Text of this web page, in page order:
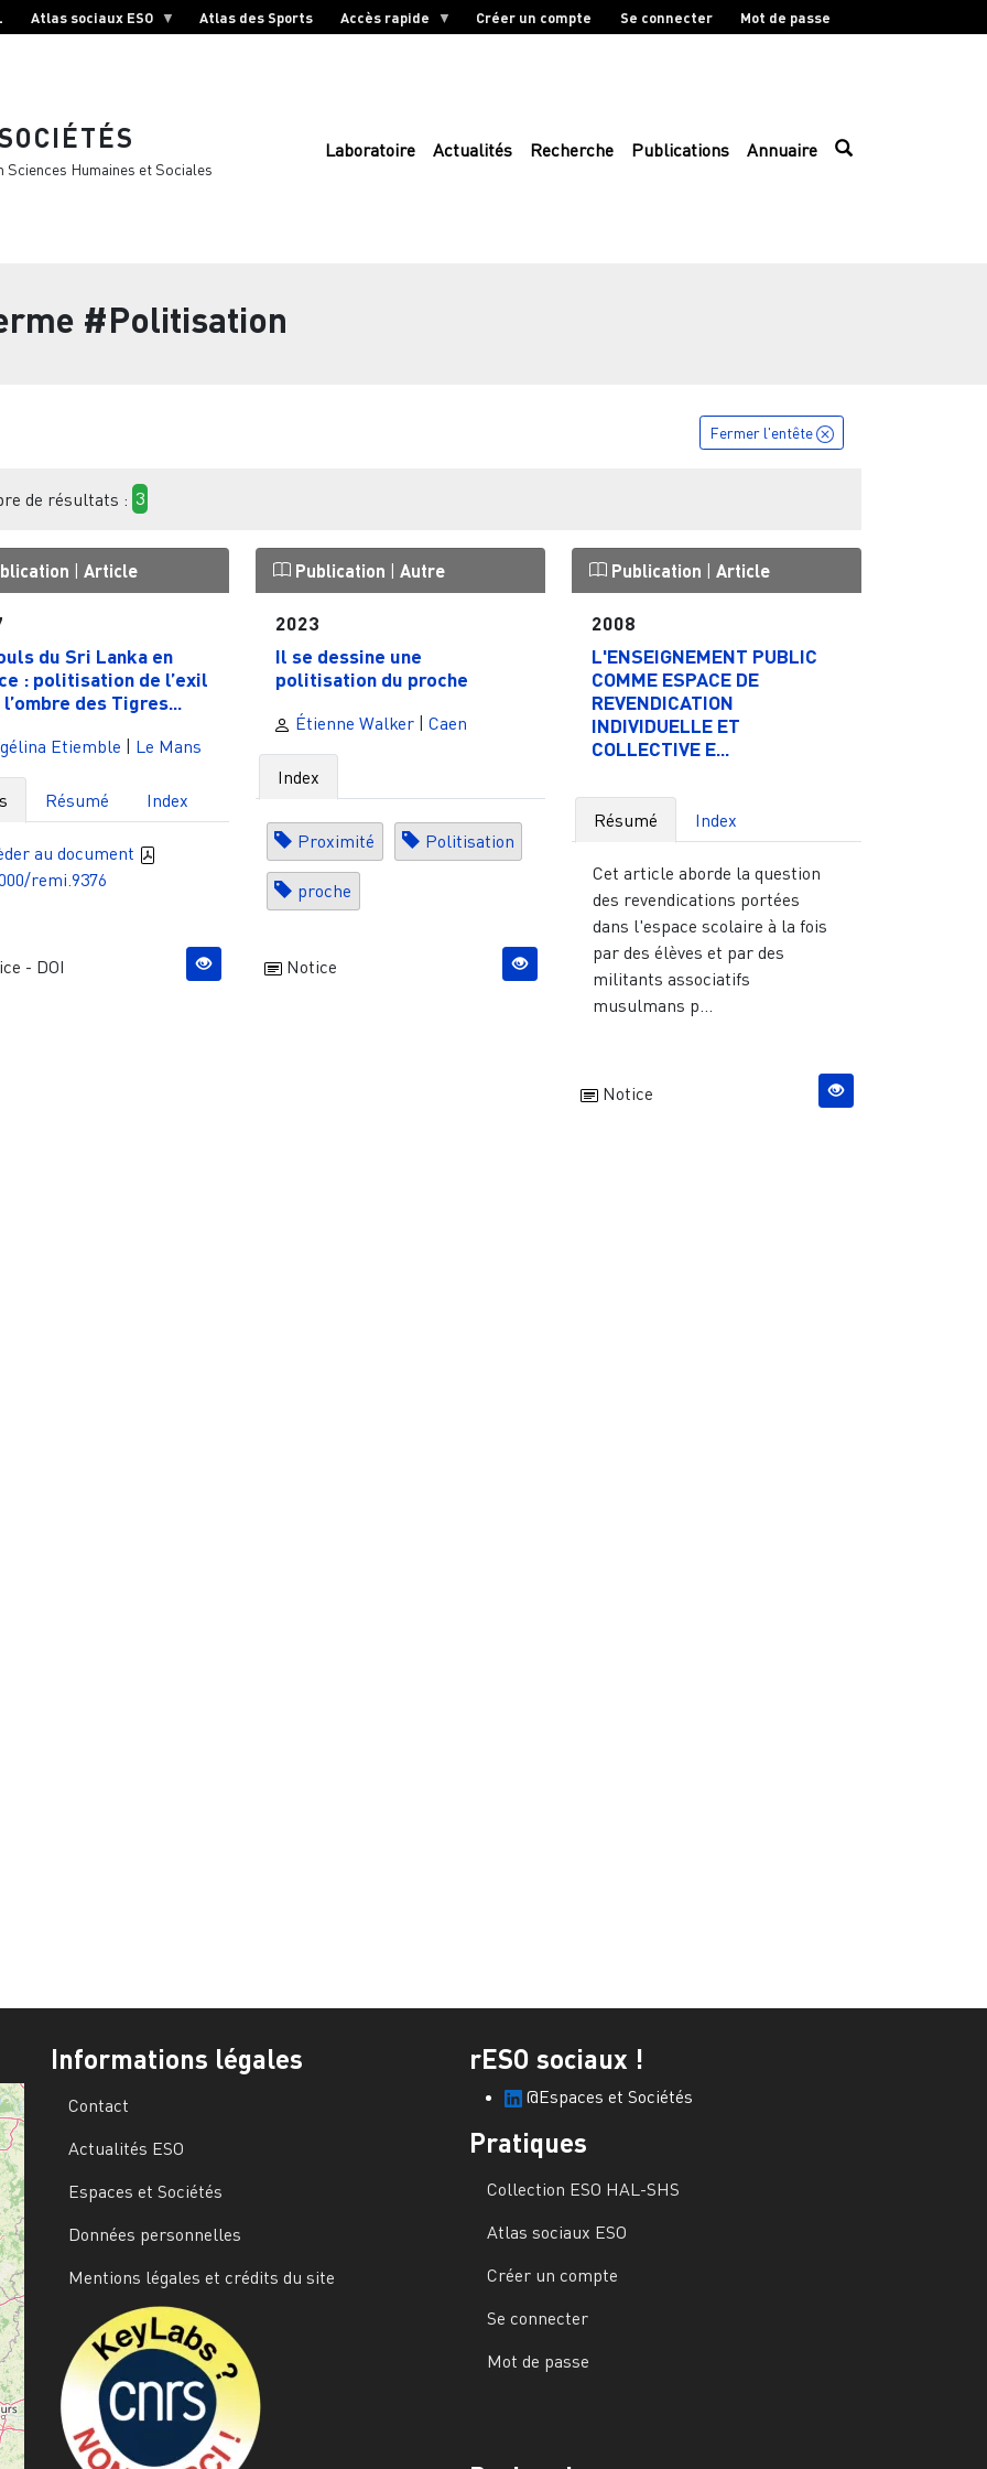
Atlas sociaux ESO Atlas des Sports Accès rapide Créer un compte Se connecter Mot de passe
Humaines et Sociales
Laboratoire Actualités Recherche Publications Annuaire
#Politisation
Fermer l'entête
de résultats : 3
| Article
du Sri Lanka en
: politisation de l’exil
l’ombre des Tigres...
Etiemble | Le Mans
Résumé Index
au document
remi.9376
- DOI
Publication | Autre
2023
Il se dessine une
politisation du proche
Étienne Walker| Caen
Index
Proximité Politisation
proche
Notice
Publication | Article
2008
L'ENSEIGNEMENT PUBLIC
COMME ESPACE DE
REVENDICATION
INDIVIDUELLE ET
COLLECTIVE E...
Résumé Index
Cet article aborde la question
des revendications portées
dans l'espace scolaire à la fois
par des élèves et par des
militants associatifs
musulmans p...
Notice
Informations légales
Contact
Actualités ESO
Espaces et Sociétés
Données personnelles
Mentions légales et crédits du site
rESO sociaux !
@Espaces et Sociétés
Pratiques
Collection ESO HAL-SHS
Atlas sociaux ESO
Créer un compte
Se connecter
Mot de passe